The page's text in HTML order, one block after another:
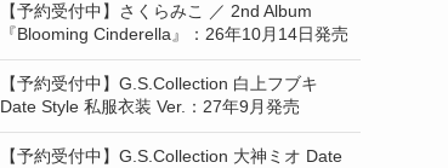
【予約受付中】さくらみこ ／ 2nd Album
『Blooming Cinderella』：26年10月14日発売
【予約受付中】G.S.Collection 白上フブキ
Date Style 私服衣装 Ver.：27年9月発売
【予約受付中】G.S.Collection 大神ミオ Date